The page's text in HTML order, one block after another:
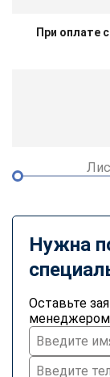
При оплате
Нужна
Оставьте
менеджером